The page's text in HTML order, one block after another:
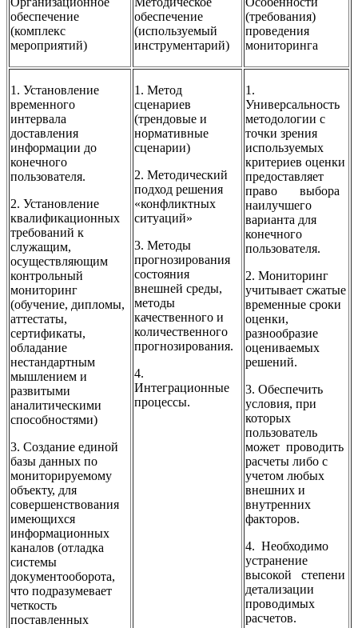
обеспечение
(комплекс
мероприятий)
обеспечение
(используемый
инструментарий)
(требования)
проведения
мониторинга
1. Установление
временного
интервала
доставления
информации до
конечного
пользователя.
2. Установление
квалификационных
требований к
служащим,
осуществляющим
контрольный
мониторинг
(обучение, дипломы,
аттестаты,
сертификаты,
обладание
нестандартным
мышлением и
развитыми
аналитическими
способностями)
3. Создание единой
базы данных по
мониторируемому
объекту, для
совершенствования
имеющихся
информационных
каналов (отладка
системы
документооборота,
что подразумевает
четкость
поставленных
1. Метод
сценариев
(трендовые и
нормативные
сценарии)
2. Методический
подход решения
«конфликтных
ситуаций»
3. Методы
прогнозирования
состояния
внешней среды,
методы
качественного и
количественного
прогнозирования.
4.
Интеграционные
процессы.
1.
Универсальность
методологии с
точки зрения
используемых
критериев оценки
предоставляет
право выбора
наилучшего
варианта для
конечного
пользователя.
2. Мониторинг
учитывает сжатые
временные сроки
оценки,
разнообразие
оцениваемых
решений.
3. Обеспечить
условия, при
которых
пользователь
может проводить
расчеты либо с
учетом любых
внешних и
внутренних
факторов.
4. Необходимо
устранение
высокой степени
детализации
проводимых
расчетов.